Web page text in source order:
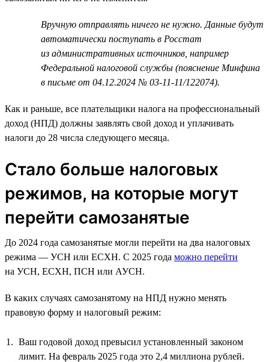
Вручную отправлять ничего не нужно. Данные будут
автоматически поступать в Росстат
из административных источников, например
Федеральной налоговой службы (пояснение Минфина
в письме от 04.12.2024 № 03-11-11/122074).
Как и раньше, все плательщики налога на профессиональный
доход (НПД) должны заявлять свой доход и уплачивать
налоги до 28 числа следующего месяца.
Стало больше налоговых
режимов, на которые могут
перейти самозанятые
До 2024 года самозанятые могли перейти на два налоговых
режима — УСН или ЕСХН. С 2025 года можно перейти
на УСН, ЕСХН, ПСН или АУСН.
В каких случаях самозанятому на НПД нужно менять
правовую форму и налоговый режим:
Ваш годовой доход превысил установленный законом
лимит. На февраль 2025 года это 2,4 миллиона рублей.